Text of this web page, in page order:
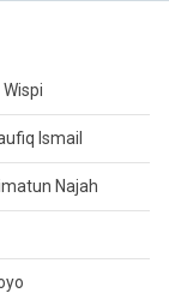
Ismail
Najah